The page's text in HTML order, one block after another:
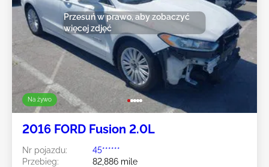
Na żywo
Przesuń w prawo, aby zobaczyć
więcej zdjęć
2016 FORD Fusion 2.0L
Nr pojazdu:
45******
Przebieg:
82,886 mile